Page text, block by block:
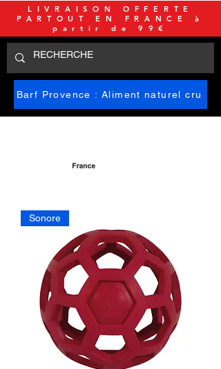
Barf Provence : Aliment naturel cru
LIVRAISON OFFERTE
PARTOUT EN FRANCE à
partir de 99€
Sonore